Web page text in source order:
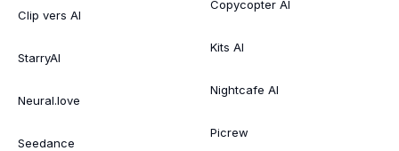
Clip vers AI
StarryAI
Neural.love
Seedance
Copycopter AI
Kits AI
Nightcafe AI
Picrew